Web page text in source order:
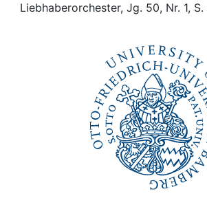
Liebhaberorchester, Jg. 50, Nr. 1, S.